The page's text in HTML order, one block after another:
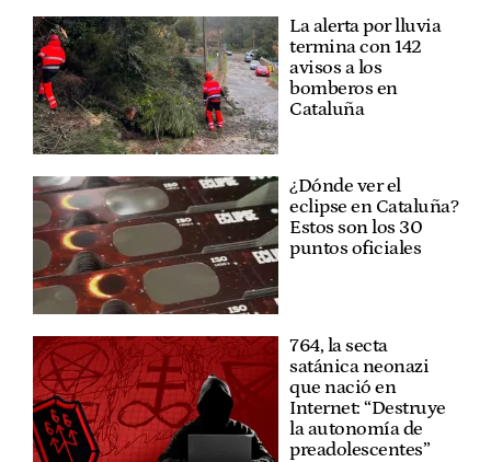
La alerta por lluvia
termina con 142
avisos a los
bomberos en
Cataluña
¿Dónde ver el
eclipse en Cataluña?
Estos son los 30
puntos oficiales
764, la secta
satánica neonazi
que nació en
Internet: “Destruye
la autonomía de
preadolescentes”